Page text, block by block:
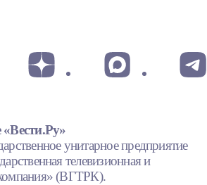
«Вести.Ру»
унитарное предприятие
телевизионная и
(ВГТРК).